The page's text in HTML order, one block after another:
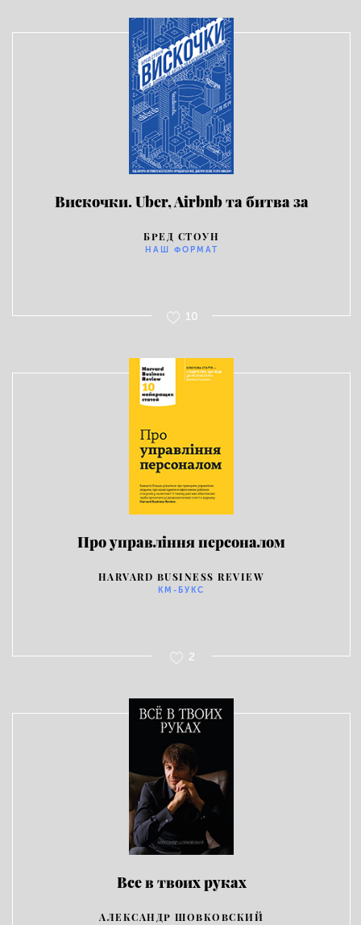
Вискочки. Uber, Airbnb та битва за
БРЕД СТОУН
НАШ ФОРМАТ
10
Про управління персоналом
HARVARD BUSINESS REVIEW
КМ-БУКС
2
Все в твоих руках
АЛЕКСАНДР ШОВКОВСКИЙ